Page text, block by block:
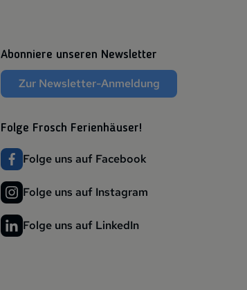
Abonniere unseren Newsletter
Zur Newsletter-Anmeldung
Folge Frosch Ferienhäuser!
Folge uns auf Facebook
Folge uns auf Instagram
Folge uns auf LinkedIn